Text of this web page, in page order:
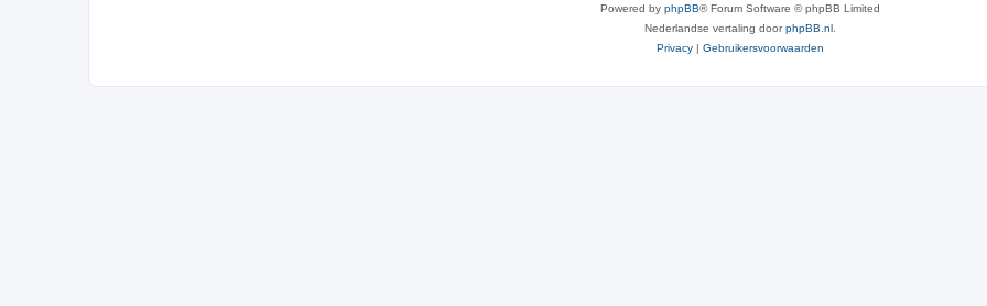
Powered by phpBB® Forum Software © phpBB Limited
Nederlandse vertaling doorphpBB.nl
Privacy | Gebruikersvoorwaarden